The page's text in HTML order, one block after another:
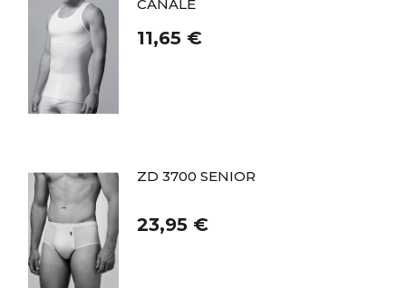
CANALÉ
11,65 €
ZD 3700 SENIOR
23,95 €